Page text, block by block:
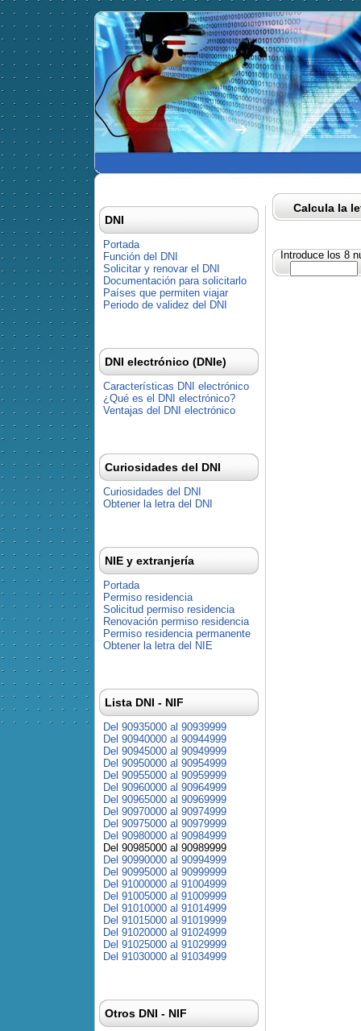
Calcula la
Introduce los 8
DNI
Portada
Función del DNI
Solicitar y renovar el DNI
Documentación para solicitarlo
Países que permiten viajar
Periodo de validez del DNI
DNI electrónico (DNIe)
Características DNI electrónico
¿Qué es el DNI electrónico?
Ventajas del DNI electrónico
Curiosidades del DNI
Curiosidades del DNI
Obtener la letra del DNI
NIE y extranjería
Portada
Permiso residencia
Solicitud permiso residencia
Renovación permiso residencia
Permiso residencia permanente
Obtener la letra del NIE
Lista DNI - NIF
Del 90935000 al 90939999
Del 90940000 al 90944999
Del 90945000 al 90949999
Del 90950000 al 90954999
Del 90955000 al 90959999
Del 90960000 al 90964999
Del 90965000 al 90969999
Del 90970000 al 90974999
Del 90975000 al 90979999
Del 90980000 al 90984999
Del 90985000 al 90989999
Del 90990000 al 90994999
Del 90995000 al 90999999
Del 91000000 al 91004999
Del 91005000 al 91009999
Del 91010000 al 91014999
Del 91015000 al 91019999
Del 91020000 al 91024999
Del 91025000 al 91029999
Del 91030000 al 91034999
Otros DNI - NIF